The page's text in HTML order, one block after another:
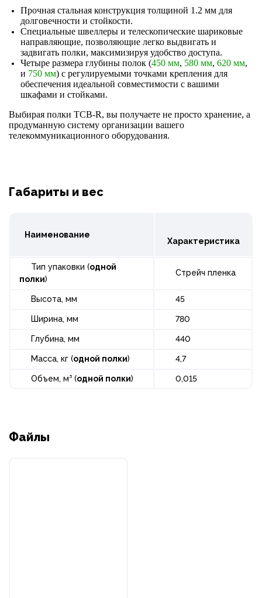
Прочная стальная конструкция толщиной 1.2 мм для
долговечности и стойкости.
Специальные швеллеры и телескопические шариковые
направляющие, позволяющие легко выдвигать и
задвигать полки, максимизируя удобство доступа.
Четыре размера глубины полок (450 мм, 580 мм, 620 мм,
и 750 мм) с регулируемыми точками крепления для
обеспечения идеальной совместимости с вашими
шкафами и стойками.
Выбирая полки ТСВ-R, вы получаете не просто хранение, а
продуманную систему организации вашего
телекоммуникационного оборудования.
Габариты и вес
Наименование
Характеристика
Тип упаковки (одной
полки)
Стрейч пленка
Высота, мм 45
Ширина, мм 780
Глубина, мм 440
Масса, кг (одной полки) 4,7
Объем, м³ (одной полки) 0,015
Файлы